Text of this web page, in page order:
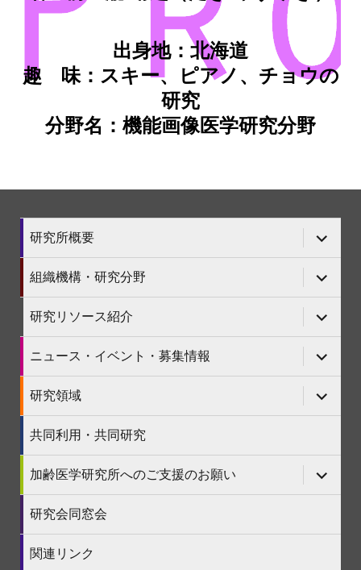
出身地：北海道
趣 味：スキー、ピアノ、チョウの
研究
分野名：機能画像医学研究分野
研究所概要
サ
ブ
メ
ニ
ュ
ー
を
展
開
組織機構・研究分野
サ
ブ
メ
ニ
ュ
ー
を
展
開
研究リソース紹介
サ
ブ
メ
ニ
ュ
ー
を
展
開
ニュース・イベント・募集情報
サ
ブ
メ
ニ
ュ
ー
開
研究領域
サ
ブ
メ
ー
を
展
開
共同利用・共同研究
加齢医学研究所へのご支援のお願い
サ
ブ
メ
ー
研究会同窓会
関連リンク